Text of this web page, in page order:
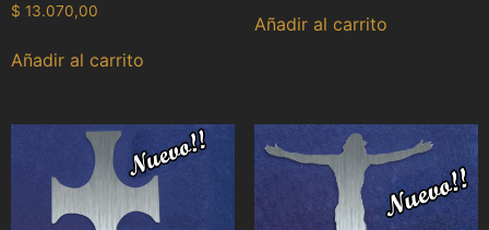
$ 13.070,00
Añadir al carrito
Añadir al carrito